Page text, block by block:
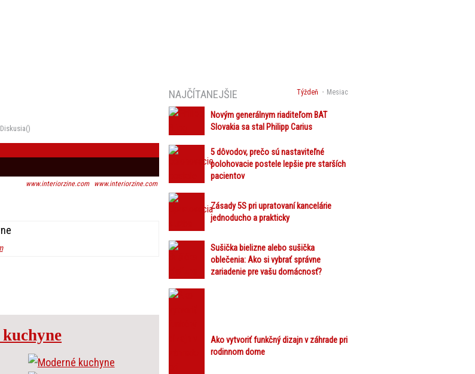
Diskusia()
www.interiorzine.com www.interiorzine.com
Týždeň Mesiac
NAJČÍTANEJŠIE
Novým generálnym riaditeľom BAT
Slovakia sa stal Philipp Carius
5 dôvodov, prečo sú nastaviteľné
polohovacie postele lepšie pre starších
pacientov
Zásady 5S pri upratovaní kancelárie
jednoducho a prakticky
Sušička bielizne alebo sušička
oblečenia: Ako si vybrať správne
zariadenie pre vašu domácnosť?
Ako vytvoriť funkčný dizajn v záhrade pri
rodinnom dome